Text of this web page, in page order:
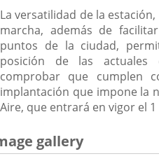
La versatilidad de la
marcha, además de
puntos de la ciudad,
posición de las
comprobar que cumplen
implantación que impone la
Aire, que entrará en vigor el
gallery